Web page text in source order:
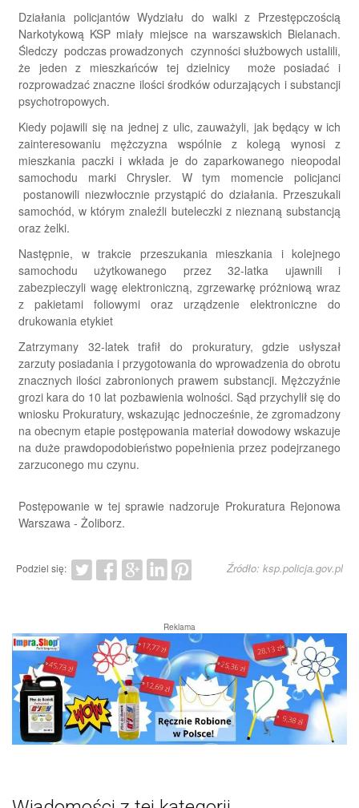
Działania policjantów Wydziału do walki z Przestępczością
Narkotykową KSP miały miejsce na warszawskich Bielanach.
Śledczy podczas prowadzonych czynności służbowych ustalili,
że jeden z mieszkańców tej dzielnicy może posiadać i
rozprowadzać znaczne ilości środków odurzających i substancji
psychotropowych.
Kiedy pojawili się na jednej z ulic, zauważyli, jak będący w ich
zainteresowaniu mężczyzna wspólnie z kolegą wynosi z
mieszkania paczki i wkłada je do zaparkowanego nieopodal
samochodu marki Chrysler. W tym momencie policjanci
postanowili niezwłocznie przystąpić do działania. Przeszukali
samochód, w którym znaleźli buteleczki z nieznaną substancją
oraz żelki.
Następnie, w trakcie przeszukania mieszkania i kolejnego
samochodu użytkowanego przez 32-latka ujawnili i
zabezpieczyli wagę elektroniczną, zgrzewarkę próżniową wraz
z pakietami foliowymi oraz urządzenie elektroniczne do
drukowania etykiet
Zatrzymany 32-latek trafił do prokuratury, gdzie usłyszał
zarzuty posiadania i przygotowania do wprowadzenia do obrotu
znacznych ilości zabronionych prawem substancji. Mężczyźnie
grozi kara do 10 lat pozbawienia wolności. Sąd przychylił się do
wniosku Prokuratury, wskazując jednocześnie, że zgromadzony
na obecnym etapie postępowania materiał dowodowy wskazuje
na duże prawdopodobieństwo popełnienia przez podejrzanego
zarzuconego mu czynu.
Postępowanie w tej sprawie nadzoruje Prokuratura Rejonowa
Warszawa - Żoliborz.
Podziel się: Źródło: ksp.policja.gov.pl
Reklama